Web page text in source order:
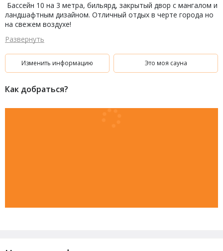
Бассейн 10 на 3 метра, бильярд, закрытый двор с мангалом и
ландшафтным дизайном. Отличный отдых в черте города но
на свежем воздухе!
Развернуть
Изменить информацию Это моя сауна
Как добраться?